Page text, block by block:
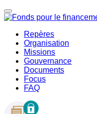
Repères
Organisation
Missions
Gouvernance
Documents
Focus
FAQ